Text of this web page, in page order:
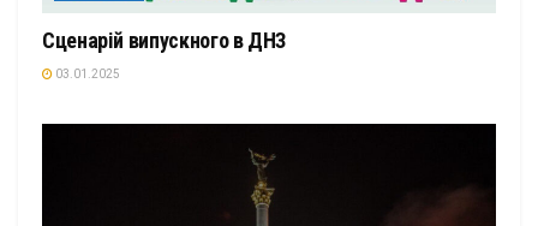
Сценарій випускного в ДНЗ
03.01.2025